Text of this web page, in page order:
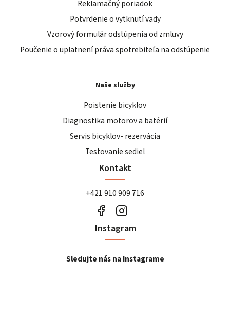
Reklamačný poriadok
Potvrdenie o vytknutí vady
Vzorový formulár odstúpenia od zmluvy
Poučenie o uplatnení práva spotrebiteľa na odstúpenie
Naše služby
Poistenie bicyklov
Diagnostika motorov a batérií
Servis bicyklov- rezervácia
Testovanie sediel
Kontakt
+421 910 909 716
Instagram
Sledujte nás na Instagrame